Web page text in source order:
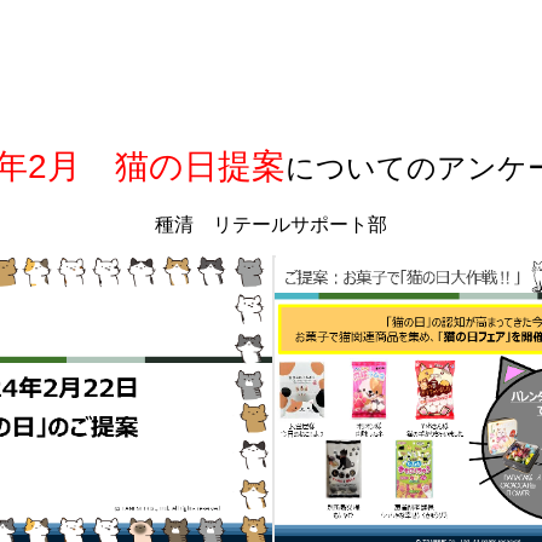
2月 猫の日提案についてのアンケ
種清 リテールサポート部